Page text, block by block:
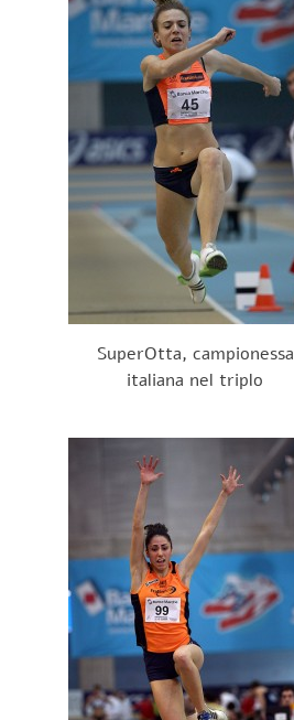
SuperOtta, campionessa
italiana nel triplo